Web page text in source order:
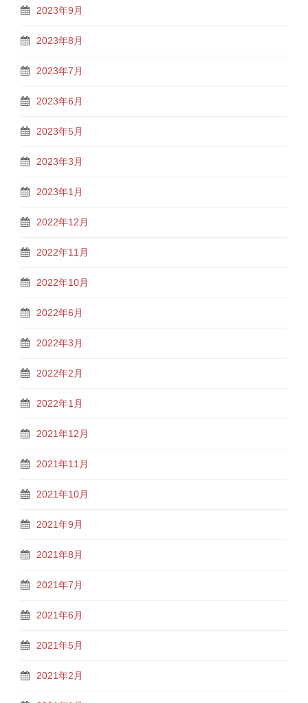
2023年9月
2023年8月
2023年7月
2023年6月
2023年5月
2023年3月
2023年1月
2022年12月
2022年11月
2022年10月
2022年6月
2022年3月
2022年2月
2022年1月
2021年12月
2021年11月
2021年10月
2021年9月
2021年8月
2021年7月
2021年6月
2021年5月
2021年2月